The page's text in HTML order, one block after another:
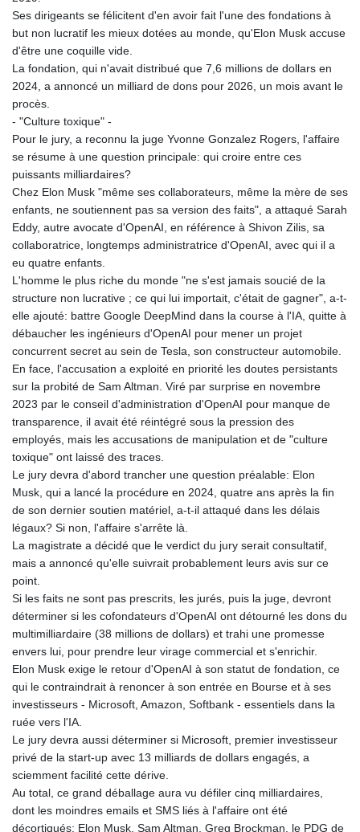
Ses dirigeants se félicitent d'en avoir fait l'une des fondations à
but non lucratif les mieux dotées au monde, qu'Elon Musk accuse
d'être une coquille vide.
La fondation, qui n'avait distribué que 7,6 millions de dollars en
2024, a annoncé un milliard de dons pour 2026, un mois avant le
procès.
- "Culture toxique" -
Pour le jury, a reconnu la juge Yvonne Gonzalez Rogers, l'affaire
se résume à une question principale: qui croire entre ces
puissants milliardaires?
Chez Elon Musk "même ses collaborateurs, même la mère de ses
enfants, ne soutiennent pas sa version des faits", a attaqué Sarah
Eddy, autre avocate d'OpenAI, en référence à Shivon Zilis, sa
collaboratrice, longtemps administratrice d'OpenAI, avec qui il a
eu quatre enfants.
L'homme le plus riche du monde "ne s'est jamais soucié de la
structure non lucrative ; ce qui lui importait, c'était de gagner", a-t-
elle ajouté: battre Google DeepMind dans la course à l'IA, quitte à
débaucher les ingénieurs d'OpenAI pour mener un projet
concurrent secret au sein de Tesla, son constructeur automobile.
En face, l'accusation a exploité en priorité les doutes persistants
sur la probité de Sam Altman. Viré par surprise en novembre
2023 par le conseil d'administration d'OpenAI pour manque de
transparence, il avait été réintégré sous la pression des
employés, mais les accusations de manipulation et de "culture
toxique" ont laissé des traces.
Le jury devra d'abord trancher une question préalable: Elon
Musk, qui a lancé la procédure en 2024, quatre ans après la fin
de son dernier soutien matériel, a-t-il attaqué dans les délais
légaux? Si non, l'affaire s'arrête là.
La magistrate a décidé que le verdict du jury serait consultatif,
mais a annoncé qu'elle suivrait probablement leurs avis sur ce
point.
Si les faits ne sont pas prescrits, les jurés, puis la juge, devront
déterminer si les cofondateurs d'OpenAI ont détourné les dons du
multimilliardaire (38 millions de dollars) et trahi une promesse
envers lui, pour prendre leur virage commercial et s'enrichir.
Elon Musk exige le retour d'OpenAI à son statut de fondation, ce
qui le contraindrait à renoncer à son entrée en Bourse et à ses
investisseurs - Microsoft, Amazon, Softbank - essentiels dans la
ruée vers l'IA.
Le jury devra aussi déterminer si Microsoft, premier investisseur
privé de la start-up avec 13 milliards de dollars engagés, a
sciemment facilité cette dérive.
Au total, ce grand déballage aura vu défiler cinq milliardaires,
dont les moindres emails et SMS liés à l'affaire ont été
décortiqués: Elon Musk, Sam Altman, Greg Brockman, le PDG de